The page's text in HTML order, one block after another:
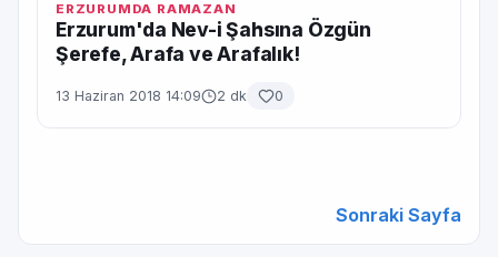
ERZURUMDA RAMAZAN
Erzurum'da Nev-i Şahsına Özgün
Şerefe, Arafa ve Arafalık!
13 Haziran 2018 14:09 2 dk 0
Sonraki Sayfa